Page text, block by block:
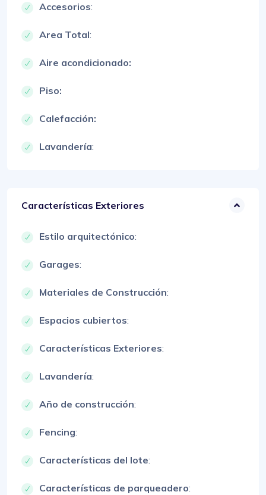
Accesorios:
Area Total:
Aire acondicionado:
Piso:
Calefacción:
Lavandería:
Características Exteriores
Estilo arquitectónico:
Garages:
Materiales de Construcción:
Espacios cubiertos:
Características Exteriores:
Lavandería:
Año de construcción:
Fencing:
Características del lote:
Características de parqueadero: